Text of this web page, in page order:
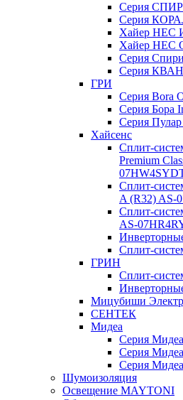
Серия
Серия
Хайер HEC
Хайер HEC
Серия
Серия
ГРИ
Серия Bora
Серия Бора
Серия
Хайсенс
Сплит-
Premium
Сплит-
A (R32) AS-
Сплит-
AS-
Сплит-
ГРИН
Сплит-
Мицубиши
СЕНТЕК
Мидеа
Серия
Серия
Серия
Шумоизоляция
Освещение MAYTONI